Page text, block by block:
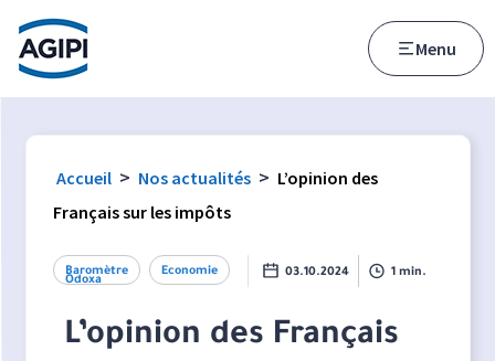
Accès au menu
Accès au contenu principal
Menu
Accueil > Nos actualités > L’opinion des
Français sur les impôts
Baromètre
Odoxa
Economie 03.10.2024 1 min.
L’opinion des Français